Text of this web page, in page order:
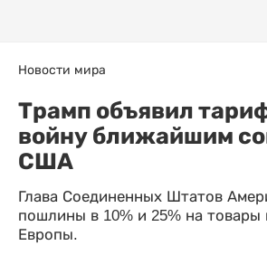
Новости мира
Трамп объявил
войну ближайшим
США
Глава Соединенных Штатов
пошлины в 10% и 25% на товары
Европы.